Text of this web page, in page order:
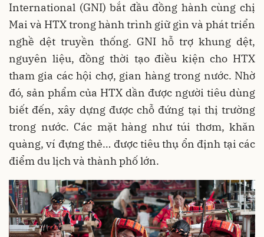
International (GNI) bắt đầu đồng hành cùng chị
Mai và HTX trong hành trình giữ gìn và phát triển
nghề dệt truyền thống. GNI hỗ trợ khung dệt,
nguyên liệu, đồng thời tạo điều kiện cho HTX
tham gia các hội chợ, gian hàng trong nước. Nhờ
đó, sản phẩm của HTX dần được người tiêu dùng
biết đến, xây dựng được chỗ đứng tại thị trường
trong nước. Các mặt hàng như túi thơm, khăn
quàng, ví đựng thẻ… được tiêu thụ ổn định tại các
điểm du lịch và thành phố lớn.